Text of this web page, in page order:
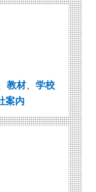
教材、 学校
案内